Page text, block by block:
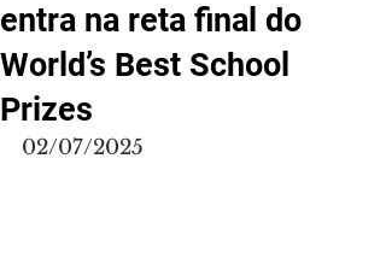
entra na reta final do
World’s Best School
Prizes
02/07/2025